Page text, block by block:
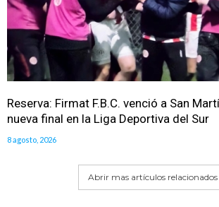
Reserva: Firmat F.B.C. venció a San
nueva final en la Liga Deportiva del Sur
8 agosto, 2026
Abrir mas artículos relacionados